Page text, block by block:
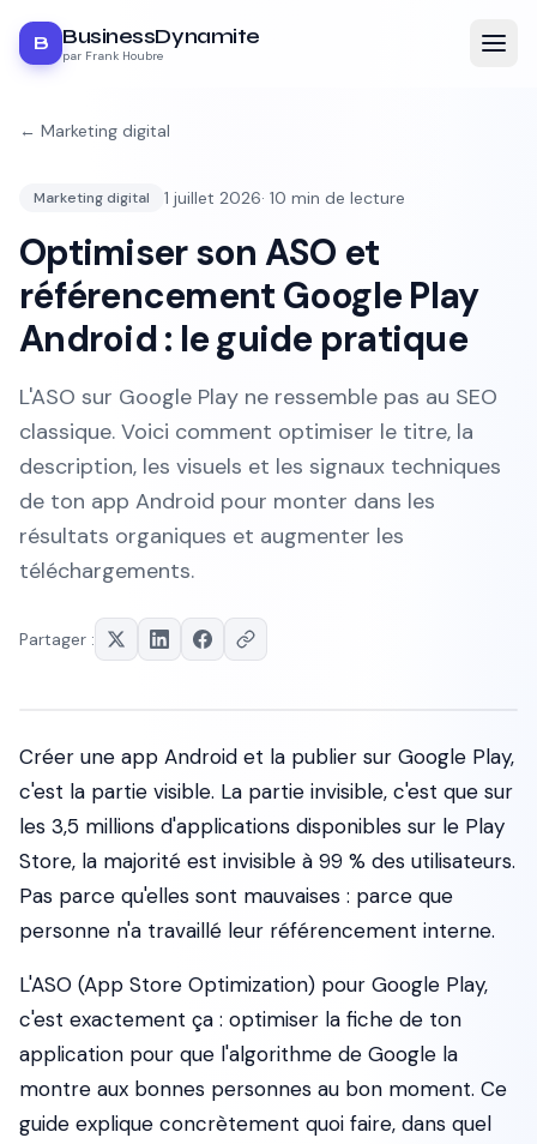
B BusinessDynamite
par Frank Houbre
← Marketing digital
Marketing digital 1 juillet 2026· 10 min de lecture
Optimiser son ASO et
référencement Google Play
Android : le guide pratique
L'ASO sur Google Play ne ressemble pas au SEO
classique. Voici comment optimiser le titre, la
description, les visuels et les signaux techniques
de ton app Android pour monter dans les
résultats organiques et augmenter les
téléchargements.
Partager :
Créer une app Android et la publier sur Google Play,
c'est la partie visible. La partie invisible, c'est que sur
les 3,5 millions d'applications disponibles sur le Play
Store, la majorité est invisible à 99 % des utilisateurs.
Pas parce qu'elles sont mauvaises : parce que
personne n'a travaillé leur référencement interne.
L'ASO (App Store Optimization) pour Google Play,
c'est exactement ça : optimiser la fiche de ton
application pour que l'algorithme de Google la
montre aux bonnes personnes au bon moment. Ce
guide explique concrètement quoi faire, dans quel